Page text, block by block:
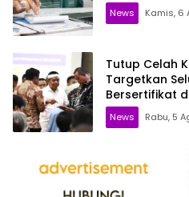
News Kamis, 6
Tutup Celah
Targetkan
Bersertifikat
News Rabu, 5